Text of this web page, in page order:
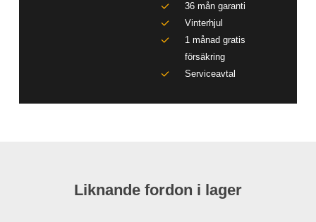
36 mån garanti
Vinterhjul
1 månad gratis
försäkring
Serviceavtal
Liknande fordon i lager